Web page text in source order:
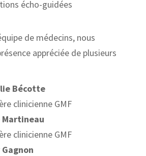
écho-guidées
de médecins, nous
appréciée de plusieurs
Bécotte
clinicienne GMF
Martineau
clinicienne GMF